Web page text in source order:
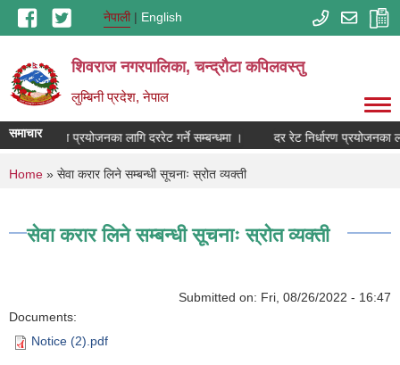
Skip to main contentनेपाली English
शिवराज नगरपालिका, चन्द्राैटा कपिलवस्तु
लुम्बिनी प्रदेश, नेपाल
समाचार
दर रेट निर्धारण प्रयोजनका लागि दररेट गर्ने सम्बन्धमा । दर रेट निर्धारण प्रयोजनका
You are here
Home » सेवा करार लिने सम्बन्धी सूचनाः स्रोत व्यक्ती
सेवा करार लिने सम्बन्धी सूचनाः स्रोत व्यक्ती
Submitted on: Fri, 08/26/2022 - 16:47
Documents:
Notice (2).pdf